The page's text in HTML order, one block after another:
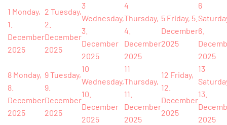
1 Monday,
1.
December
2025
2 Tuesday,
2.
December
2025
3
Wednesday,
3.
December
2025
4
Thursday,
4.
December
2025
5 Friday, 5.
December
2025
6
6.
2025
8 Monday,
8.
December
2025
9Tuesday,
9.
December
2025
10
Wednesday,
10.
December
2025
11
Thursday,
11.
December
2025
12 Friday,
12.
December
2025
13
13.
2025